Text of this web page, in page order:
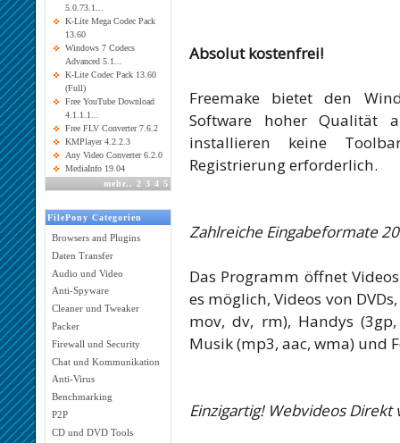
5.0.73.1...
K-Lite Mega Codec Pack
13.60
Windows 7 Codecs
Advanced 5.1...
K-Lite Codec Pack 13.60
(Full)
Free YouTube Download
4.1.1.1...
Free FLV Converter 7.6.2
KMPlayer 4.2.2.3
Any Video Converter 6.2.0
MediaInfo 19.04
mehr.. 2 3 4 5
FilePony Categorien
Browsers and Plugins
Daten Transfer
Audio und Video
Anti-Spyware
Cleaner und Tweaker
Packer
Firewall und Security
Chat und Kommunikation
Anti-Virus
Benchmarking
P2P
CD und DVD Tools
Absolut kostenfrei!
Freemake bietet den
Software hoher Qualität
installieren keine
Registrierung erforderlich.
Zahlreiche Eingabeformate
Das Programm öffnet
es möglich, Videos von
mov, dv, rm), Handys
Musik (mp3, aac, wma) und
Einzigartig! Webvideos Direkt